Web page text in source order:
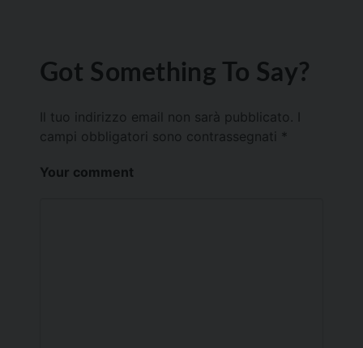
Got Something To Say?
Il tuo indirizzo email non sarà pubblicato.
campi obbligatori sono contrassegnati *
Your comment